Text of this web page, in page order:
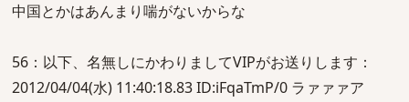
中国とかはあんまり喘がないからな
56：以下、名無しにかわりましてVIPがお送りします：
2012/04/04(水) 11:40:18.83 ID:iFqaTmP/0 ラァァァア